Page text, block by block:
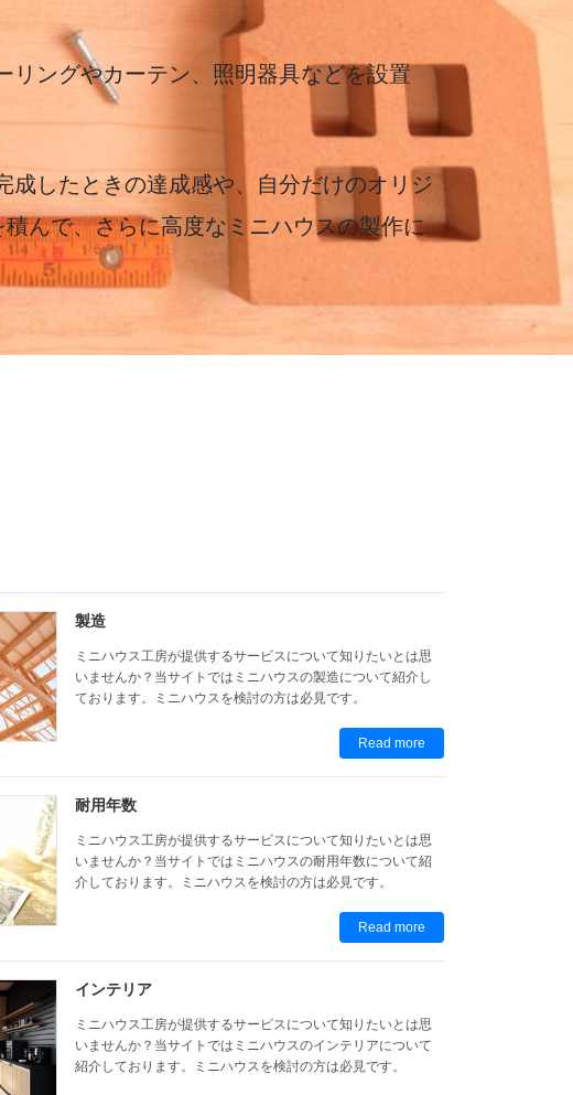
ングやカーテン、照明器具などを設置
したときの達成感や、自分だけのオリジ
んで、さらに高度なミニハウスの製作に
製造
ミニハウス工房が提供するサービスについて知りたいとは思
いませんか？当サイトではミニハウスの製造について紹介し
ております。ミニハウスを検討の方は必見です。
Read more
耐用年数
ミニハウス工房が提供するサービスについて知りたいとは思
いませんか？当サイトではミニハウスの耐用年数について紹
介しております。ミニハウスを検討の方は必見です。
Read more
インテリア
ミニハウス工房が提供するサービスについて知りたいとは思
いませんか？当サイトではミニハウスのインテリアについて
紹介しております。ミニハウスを検討の方は必見です。